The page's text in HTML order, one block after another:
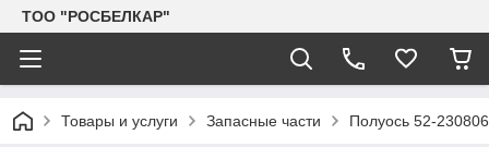
TOO "РОСБЕЛКАР"
Товары и услуги Запасные части Полуось 52-